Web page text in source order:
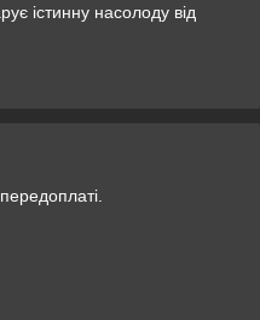
істинну насолоду від